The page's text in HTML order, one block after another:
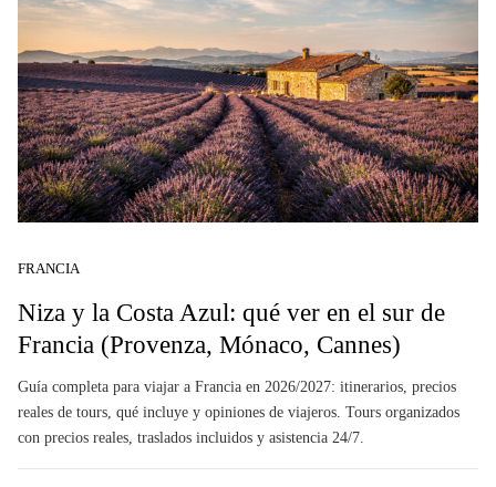
FRANCIA
Niza y la Costa Azul: qué ver en el sur de
Francia (Provenza, Mónaco, Cannes)
Guía completa para viajar a Francia en 2026/2027: itinerarios, precios
reales de tours, qué incluye y opiniones de viajeros. Tours organizados
con precios reales, traslados incluidos y asistencia 24/7.